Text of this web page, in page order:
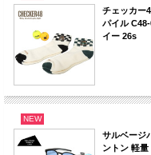
チェッカー
パイル
イー 26s
NEW
サルベージ
ントン 軽